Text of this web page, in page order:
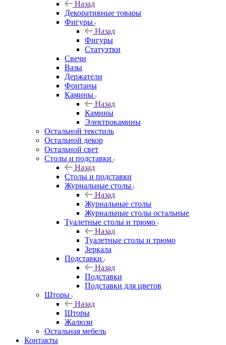
Назад
Декоративные товары
Фигуры
Назад
Фигуры
Статуэтки
Свечи
Вазы
Держатели
Фонтаны
Камины
Назад
Камины
Электрокамины
Остальной текстиль
Остальной декор
Остальной свет
Столы и подставки
Назад
Столы и подставки
Журнальные столы
Назад
Журнальные столы
Журнальные столы остальные
Туалетные столы и трюмо
Назад
Туалетные столы и трюмо
Зеркала
Подставки
Назад
Подставки
Подставки для цветов
Шторы
Назад
Шторы
Жалюзи
Остальная мебель
Контакты